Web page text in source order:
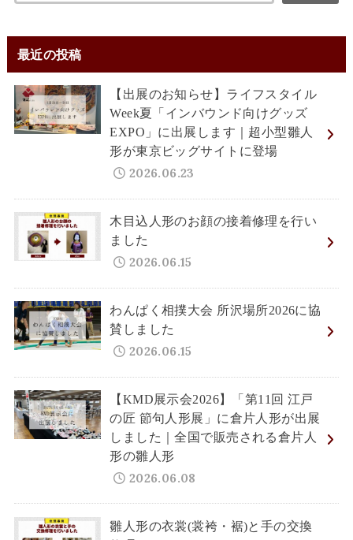
最近の投稿
【出展のお知らせ】ライフスタイル
Week夏「インバウンド向けグッズ
EXPO」に出展します｜超小型雛人
形が東京ビッグサイトに登場
2026.06.23
木目込人形のお顔の接着修理を行い
ました
2026.06.15
わんぱく相撲大会 所沢場所2026に協
賛しました
2026.06.15
【KMD展示会2026】「第11回 江戸
の匠 節句人形展」に倉片人形が出展
しました｜全国で販売される倉片人
形の雛人形
2026.06.08
雛人形の衣裳(裳袴・裾)と手の交換